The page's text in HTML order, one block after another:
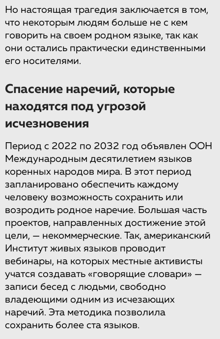
Но настоящая трагедия заключается в том,
что некоторым людям больше не с кем
говорить на своем родном языке, так как
они остались практически единственными
его носителями.
Спасение наречий, которые
находятся под угрозой
исчезновения
Период с 2022 по 2032 год объявлен ООН
Международным десятилетием языков
коренных народов мира. В этот период
запланировано обеспечить каждому
человеку возможность сохранить или
возродить родное наречие. Большая часть
проектов, направленных достижение этой
цели, — некоммерческие. Так, американский
Институт живых языков проводит
вебинары, на которых местные активисты
учатся создавать «говорящие словари» —
записи бесед с людьми, свободно
владеющими одним из исчезающих
наречий. Эта методика позволила
сохранить более ста языков.